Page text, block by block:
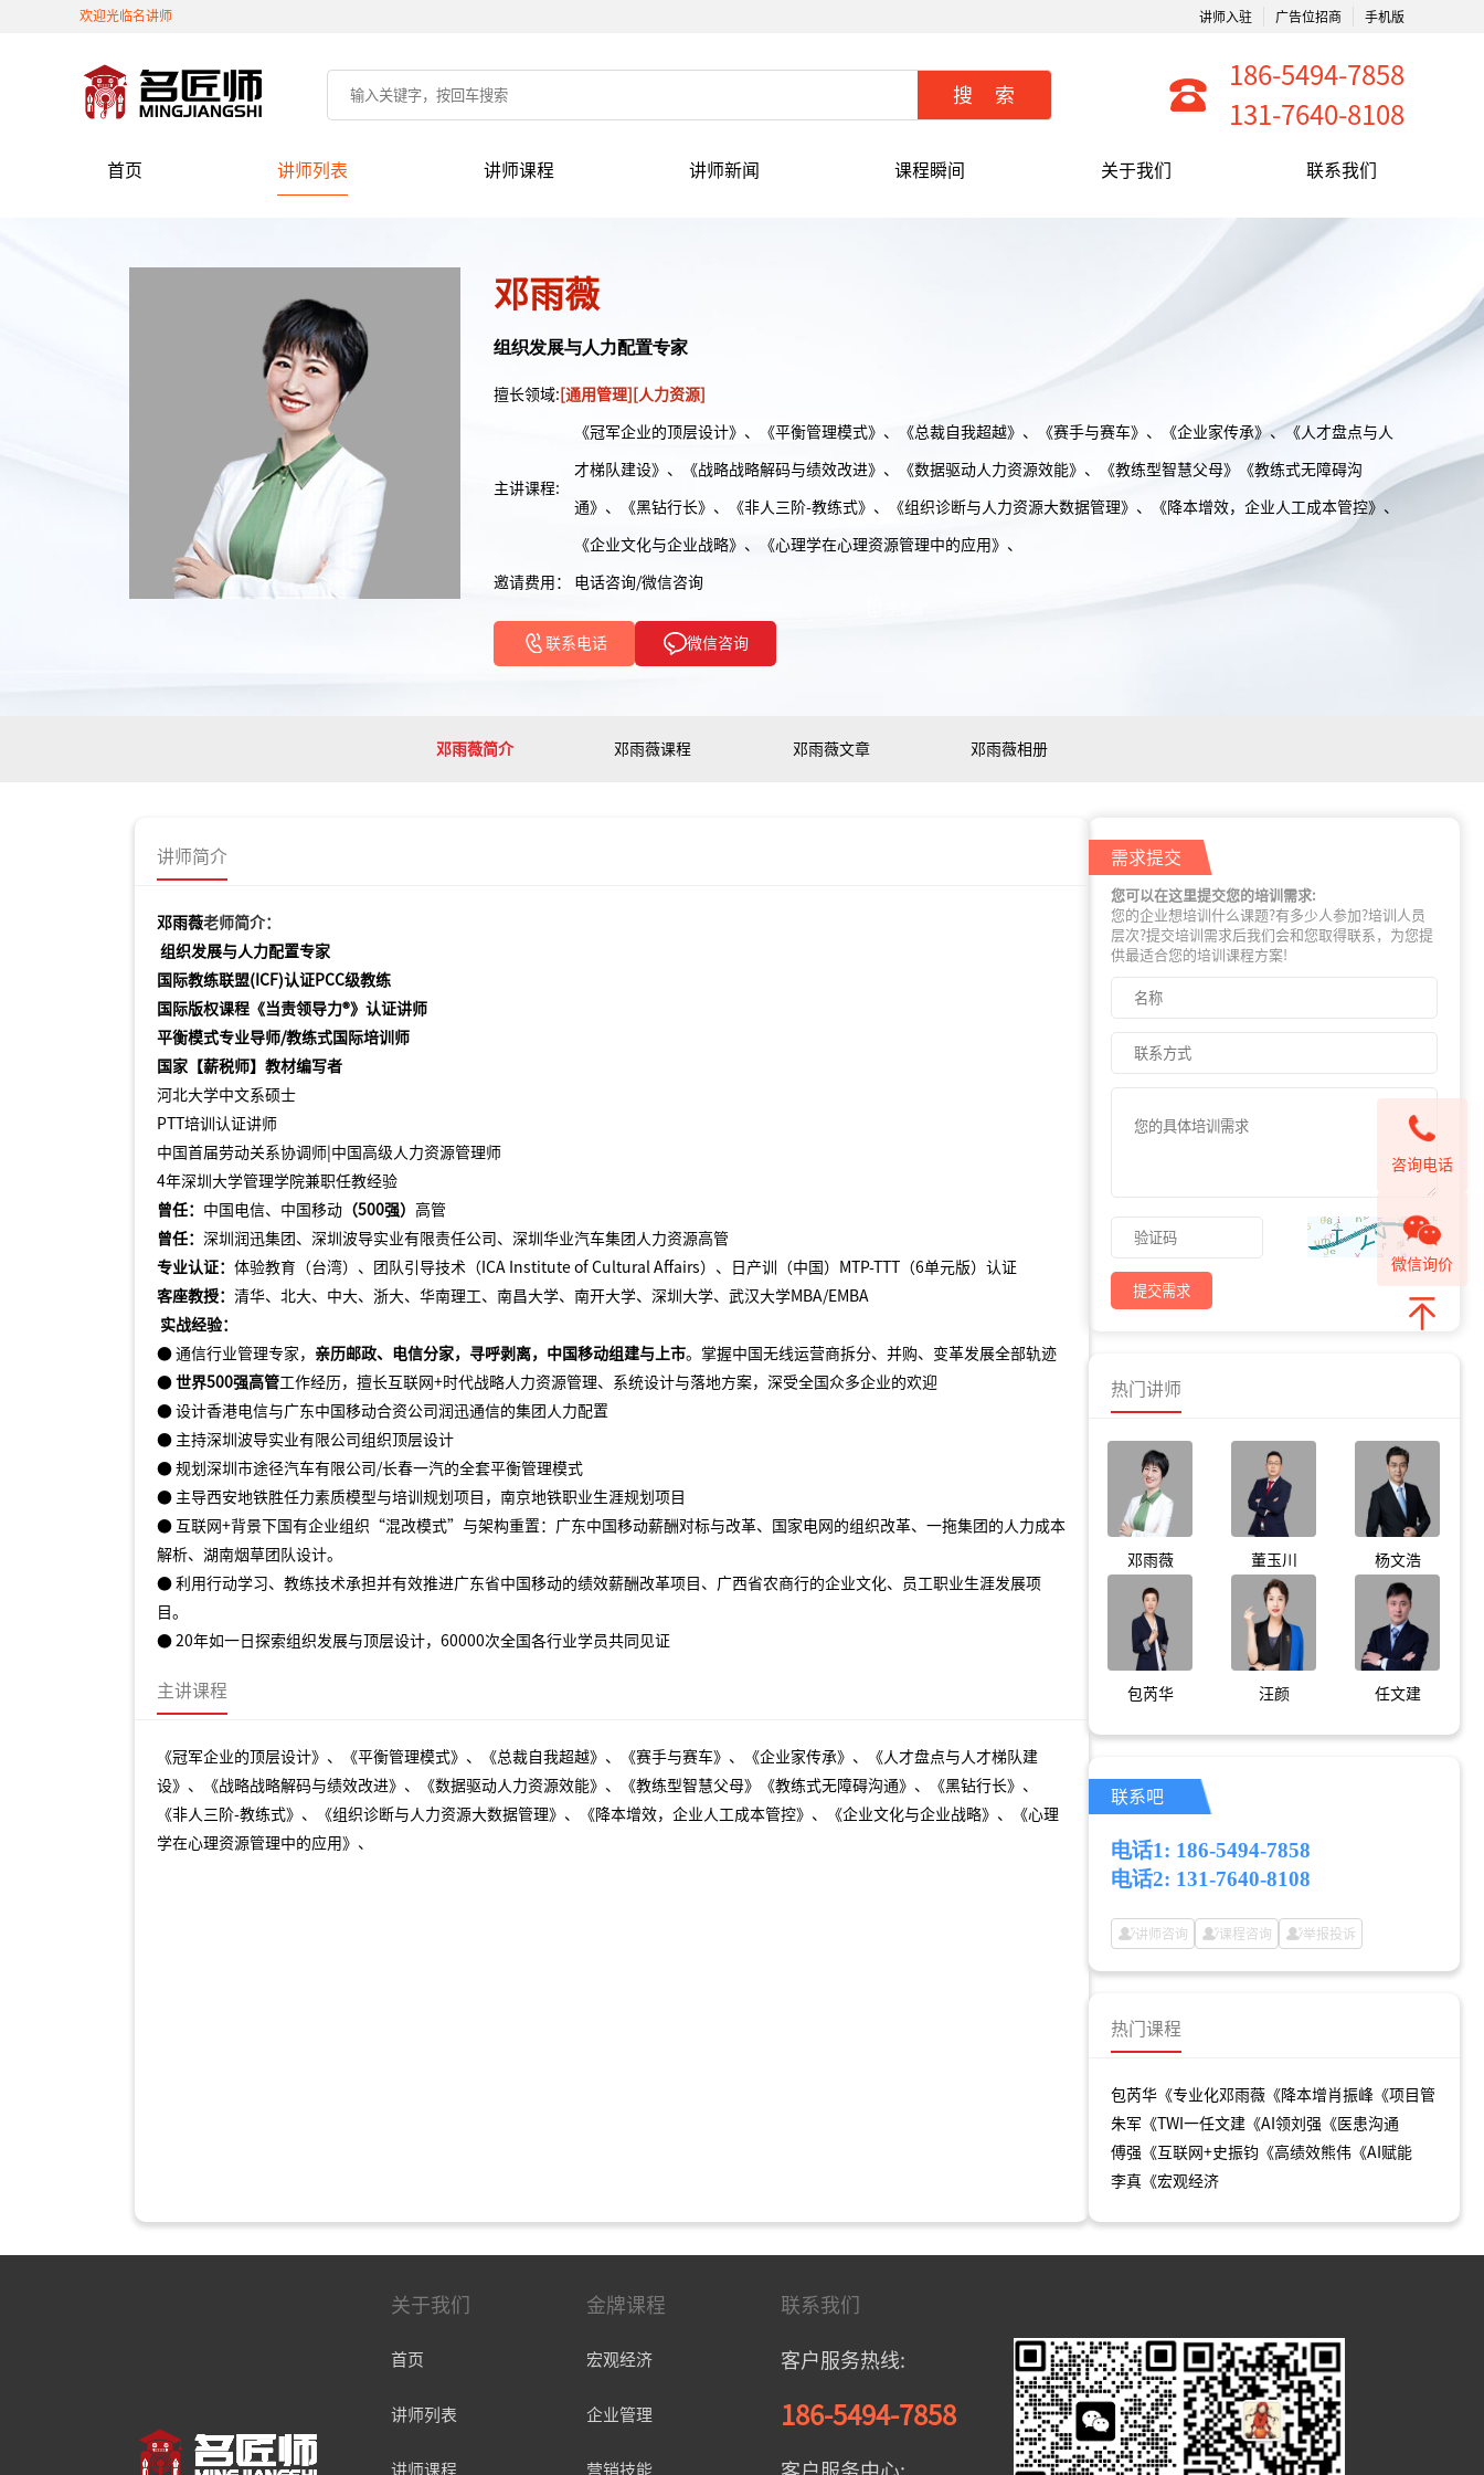
欢迎光临名讲师 讲师入驻 广告位招商 手机版
搜索
186-5494-7858
131-7640-8108
首页 讲师列表 讲师课程 讲师新闻 课程瞬间 关于我们 联系我们
邓雨薇
组织发展与人力配置专家
擅长领域: [通用管理] [人力资源]
主讲课程:
《冠军企业的顶层设计》、《平衡管理模式》、《总裁自我超越》、《赛手与赛车》、《企业家传承》、《人才盘点与人
才梯队建设》、《战略战略解码与绩效改进》、《数据驱动人力资源效能》、《教练型智慧父母》《教练式无障碍沟
通》、《黑钻行长》、《非人三阶-教练式》、《组织诊断与人力资源大数据管理》、《降本增效，企业人工成本管控》、
《企业文化与企业战略》、《心理学在心理资源管理中的应用》、
邀请费用： 电话咨询/微信咨询
联系电话 微信咨询
邓雨薇简介 邓雨薇课程 邓雨薇文章 邓雨薇相册
讲师简介
邓雨薇老师简介：
组织发展与人力配置专家
国际教练联盟(ICF)认证PCC级教练
国际版权课程《当责领导力®》认证讲师
平衡模式专业导师/教练式国际培训师
国家【薪税师】教材编写者
河北大学中文系硕士
PTT培训认证讲师
中国首届劳动关系协调师 |中国高级人力资源管理师
4年深圳大学管理学院兼职任教经验
曾任： 中国电信、中国移动 （500强） 高管
曾任： 深圳润迅集团、深圳波导实业有限责任公司、深圳华业汽车集团人力资源高管
专业认证： 体验教育（台湾）、团队引导技术（ ICA Institute of Cultural Affairs）、日产训（中国）MTP-TTT（6单元版）认证
客座教授： 清华、北大、中大、浙大、华南理工、南昌大学、南开大学、深圳大学、武汉大学MBA/EMBA
实战经验：
● 通信行业管理专家， 亲历邮政、电信分家，寻呼剥离，中国移动组建与上市。掌握中国无线运营商拆分、并购、变革发展全部轨迹
● 世界500强高管工作经历， 擅长互联网 +时代战略人力资源管理、系统设计与落地方案，深受全国众多企业的欢迎
● 设计香港电信与广东中国移动合资公司润迅通信的集团人力配置
● 主持深圳波导实业有限公司组织顶层设计
● 规划深圳市途径汽车有限公司/长春一汽的全套平衡管理模式
● 主导西安地铁胜任力素质模型与培训规划项目，南京地铁职业生涯规划项目
● 互联网+背景下国有企业组织“混改模式”与架构重置：广东中国移动薪酬对标与改革、国家电网的组织改革、一拖集团的人力成本
解析、湖南烟草团队设计。
● 利用行动学习、教练技术承担并有效推进广东省中国移动的绩效薪酬改革项目、广西省农商行的企业文化、员工职业生涯发展项
目。
● 20年如一日探索组织发展与顶层设计，60000次全国各行业学员共同见证
主讲课程
《冠军企业的顶层设计》、《平衡管理模式》、《总裁自我超越》、《赛手与赛车》、《企业家传承》、《人才盘点与人才梯队建
设》、《战略战略解码与绩效改进》、《数据驱动人力资源效能》、《教练型智慧父母》《教练式无障碍沟通》、《黑钻行长》、
《非人三阶-教练式》、《组织诊断与人力资源大数据管理》、《降本增效，企业人工成本管控》、《企业文化与企业战略》、《心理
学在心理资源管理中的应用》、
需求提交
您可以在这里提交您的培训需求:
您的企业想培训什么课题?有多少人参加?培训人员
层次?提交培训需求后我们会和您取得联系，为您提
供最适合您的培训课程方案!
提交需求
热门讲师
邓雨薇 董玉川 杨文浩
包芮华 汪颜 任文建
联系吧
电话1: 186-5494-7858
电话2: 131-7640-8108
讲师咨询 课程咨询 举报投诉
热门课程
包芮华《专业化邓雨薇《降本增 肖振峰《项目管
朱军《TWI一任文建《AI领刘强《医患沟通
傅强《互联网+史振钧《高绩效熊伟《AI赋能
李真《宏观经济
关于我们
首页
讲师列表
讲师课程
金牌课程
宏观经济
企业管理
营销技能
联系我们
客户服务热线:
186-5494-7858
客户服务中心:
咨询电话
微信询价